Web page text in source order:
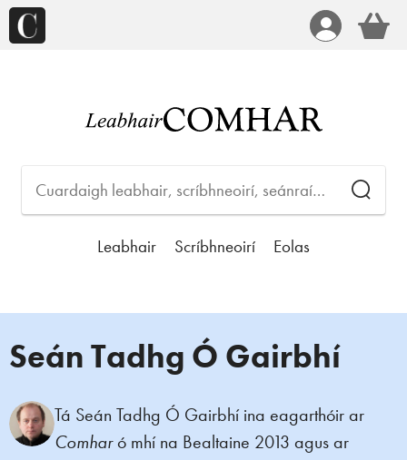
Leabhair Scríbhneoirí Eolas
Seán Tadhg Ó Gairbhí
Tá Seán Tadhg Ó Gairbhí ina eagarthóir ar
Comharó mhí na Bealtaine 2013 agus ar